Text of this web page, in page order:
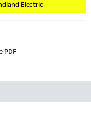
Electric
PDF